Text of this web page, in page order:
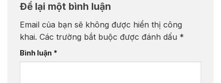
Để lại một bình luận
Email của bạn sẽ không được hiển thị công
khai. Các trường bắt buộc được đánh dấu *
Bình luận *